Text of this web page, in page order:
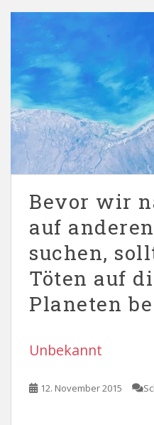
Bevor wir
auf
suchen,
Töten auf
Planeten
Unbekannt
12. November 2015